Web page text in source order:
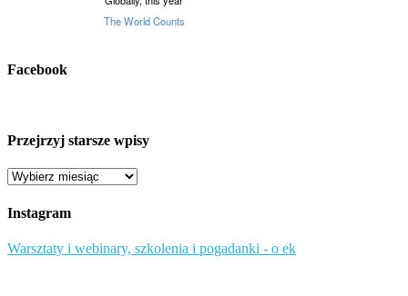
Facebook
Przejrzyj starsze wpisy
Przejrzyj
wpisy
Instagram
Warsztaty i webinary, szkolenia i pogadanki - o ek